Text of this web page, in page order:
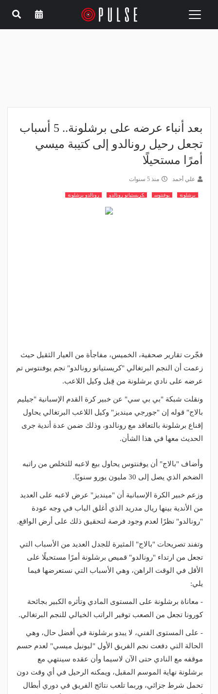
Toggle
بعد أنباء عرضه على برشلونة.. 5 أسباب
تجعل رحيل رونالدو إلى كتيبة ميسي
أمرًا مستحيلًا
علي أحمد منذ 5 سنوات
برشلونة يوفنتوس كريستيانو رونالدو رونالدو برشلونة
فجّرت تقارير صحفية، الخميس، مفاجأة من العيار الثقيل حيث
زعمت أن النجم البرتغالي "كريستيانو رونالدو" نجم يوفنتوس تم
عرضه على نادي برشلونة من قِبل وكيل اللاعب.
ونقلت شبكة "بي بي سي" عن خبير كرة القدم الإسبانية "جيليم
بالاج" قوله إن "جورجي مينديز" وكيل اللاعب البرتغالي يحاول
إقناع برشلونة بالتعاقد مع رونالدو، وذلك ضمن عدة أندية جرى
الحديث معها في هذا الشأن.
وأضاف "بالاج" أن يوفنتوس يحاول بيع لاعبه للتخلص من راتبه
الضخم الذي يصل إلى 30 مليون يورو سنويًا.
وزعم خبير الكرة الإسبانية أن "مينديز" عرض لاعبه على العديد
من الأندية بينها ريال مدريد الذي أغلق الباب في وجه عودة
"رونالدو" نظرًا لعدم وجود فرصة لتحقيق ذلك على أرض الواقع.
وتفند تصريحات "بالاج" المثيرة للجدل العديد من الأسباب التي
تجعل من ارتداء "رونالدو" قميص برشلونة أمرًا مستحيلًا على
الأقل في الوقت الراهن، وهي الأسباب التي نستعرضها فيما
يلي:
- معاناة برشلونة على المستوى المادي وتأثره الكبير بجائحة
كورونا تجعل من الصعب توفير الراتب الخيالي للنجم البرتغالي.
- على المستوى الفني، لا يبدو برشلونة في أفضل حال، وهي
الحالة التي دفعت نجم الفريق الأول "ليونيل ميسي" لعدم حسم
موقفه مع النادي حتى الآن لاسيما وأن عقده سينتهي مع
برشلونة نهاية الموسم المقبل، ويمكنه الرحيل في أي وقت دون
تحمل شرط جزائي، وربما تلعب نتائج الفريق في دوري أبطال